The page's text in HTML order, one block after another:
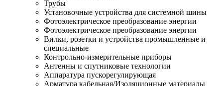
Трубы
Установочные устройства для системной шины
Фотоэлектрическое преобразование энергии
Фотоэлектрическое преобразование энергии
Вилки, розетки и устройства промышленные и
специальные
Контрольно-измерительные приборы
Антенны и спутниковые технологии
Аппаратура пускорегулирующая
Арматура кабельная/Изоляционные материалы